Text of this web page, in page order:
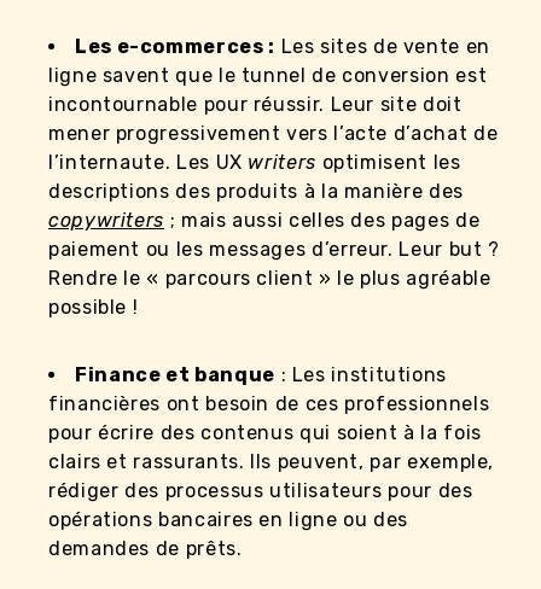
Les e-commerces : Les sites de vente en
ligne savent que le tunnel de conversion est
incontournable pour réussir. Leur site doit
mener progressivement vers l’acte d’achat de
l’internaute. Les UX writers optimisent les
descriptions des produits à la manière des
copywriters ; mais aussi celles des pages de
paiement ou les messages d’erreur. Leur but ?
Rendre le « parcours client » le plus agréable
possible !
Finance et banque : Les institutions
financières ont besoin de ces professionnels
pour écrire des contenus qui soient à la fois
clairs et rassurants. Ils peuvent, par exemple,
rédiger des processus utilisateurs pour des
opérations bancaires en ligne ou des
demandes de prêts.